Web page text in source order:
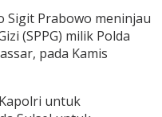
Sigit Prabowo meninjau
(SPPG) milik Polda
pada Kamis
untuk